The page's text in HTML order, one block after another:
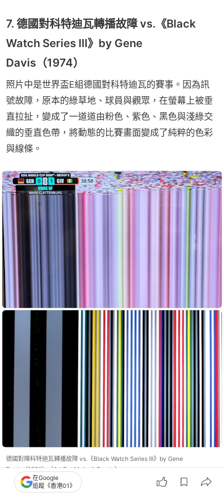
7. 德國對科特迪瓦轉播故障 vs.《Black
Watch Series III》by Gene
Davis（1974）
照片中是世界盃E組德國對科特迪瓦的賽事。因為訊
號故障，原本的綠草地、球員與觀眾，在螢幕上被垂
直拉扯，變成了一道道由粉色、紫色、黑色與淺綠交
織的垂直色帶，將動態的比賽畫面變成了純粹的色彩
與線條。
德國對陣科特迪瓦轉播故障 vs.《Black Watch Series III》by Gene
Davis（1974）（Art But Make It Sports）
在Google
追蹤《香港01》